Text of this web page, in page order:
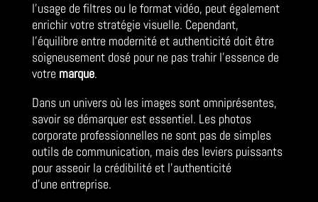
l’usage de filtres ou le format vidéo, peut également
enrichir votre stratégie visuelle. Cependant,
l’équilibre entre modernité et authenticité doit être
soigneusement dosé pour ne pas trahir l’essence de
votre marque.
Dans un univers où les images sont omniprésentes,
savoir se démarquer est essentiel. Les photos
corporate professionnelles ne sont pas de simples
outils de communication, mais des leviers puissants
pour asseoir la crédibilité et l’authenticité
d’une entreprise.